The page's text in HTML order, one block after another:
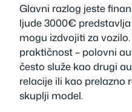
Glavni razlog jeste
ljude 3000€
mogu izdvojiti za
praktičnost – polovni
često služe kao drugi
relacije ili kao prelazno
skuplji model.